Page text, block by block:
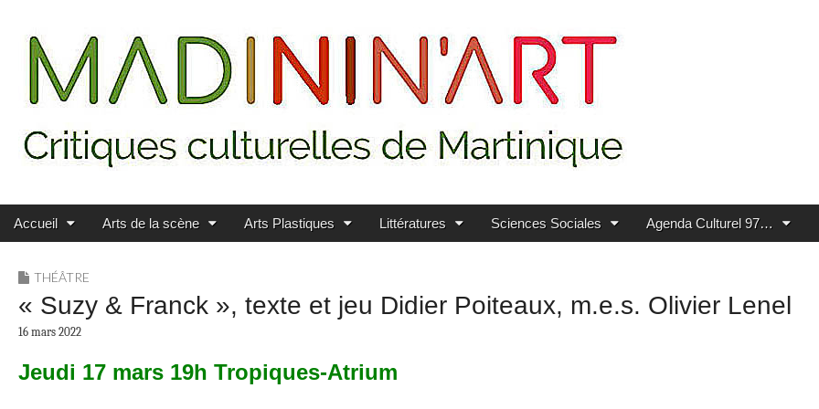
MADININ'ART
Main menu
Skip to content
Accueil Arts de la scène Arts Plastiques Littératures Sciences Sociales Agenda Culturel 97…
THÉÂTRE
« Suzy & Franck », texte et jeu Didier Poiteaux, m.e.s. Olivier Lenel
16 mars 2022
Jeudi 17 mars 19h Tropiques-Atrium